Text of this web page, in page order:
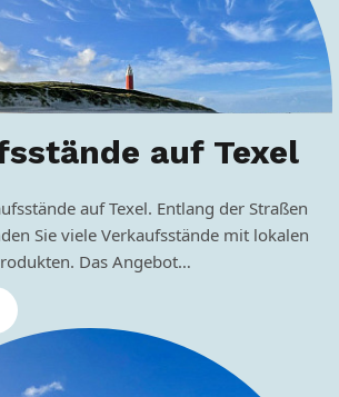
auf Texel
auf Texel. Entlang der Straßen
Sie viele Verkaufsstände mit lokalen
Das Angebot…